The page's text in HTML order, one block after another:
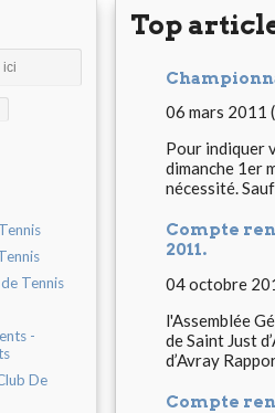
Tennis
-
De
Top
06 mars 2011
Pour indiquer
dimanche 1er
nécessité.
Compte
2011.
04 octobre
l'Assemblée
de Saint Just
d’Avray
Compte